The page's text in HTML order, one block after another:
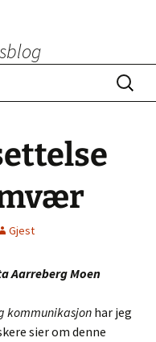
Søk
etter:
Gjest
Aarreberg Moen
kommunikasjonhar jeg
sier om denne